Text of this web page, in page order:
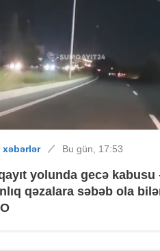
Bu gün, 17:53
yolunda gecə kabusu
qəzalara səbəb ola